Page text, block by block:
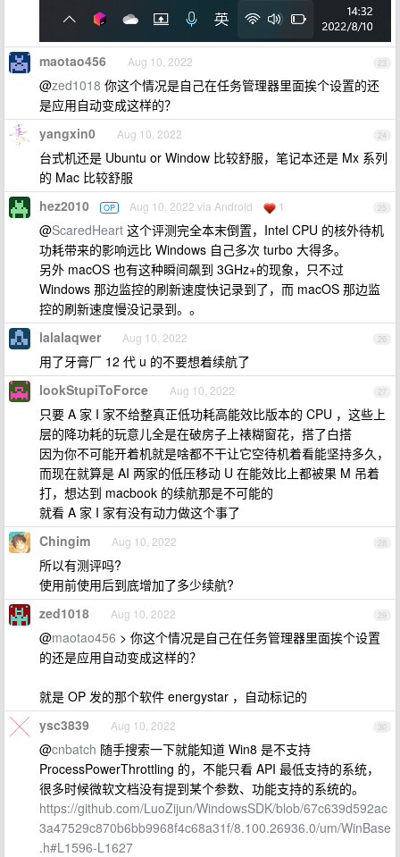
23
maotao456 Aug 10, 2022
@zed1018 你这个情况是自己在任务管理器里面挨个设置的还
是应用自动变成这样的？
24
yangxin0 Aug 10, 2022
台式机还是 Ubuntu or Window 比较舒服，笔记本还是 Mx 系列
的 Mac 比较舒服
25
hez2010 OP Aug 10, 2022 via Android 1
@ScaredHeart 这个评测完全本末倒置，Intel CPU 的核外待机
功耗带来的影响远比 Windows 自己多次 turbo 大得多。
另外 macOS 也有这种瞬间飙到 3GHz+的现象，只不过
Windows 那边监控的刷新速度快记录到了，而 macOS 那边监
控的刷新速度慢没记录到。。
26
lalalaqwer Aug 10, 2022
用了牙膏厂 12 代 u 的不要想着续航了
27
lookStupiToForce Aug 10, 2022
只要 A 家 I 家不给整真正低功耗高能效比版本的 CPU ，这些上
层的降功耗的玩意儿全是在破房子上裱糊窗花，搭了白搭
因为你不可能开着机就是啥都不干让它空待机着看能坚持多久，
而现在就算是 AI 两家的低压移动 U 在能效比上都被果 M 吊着
打，想达到 macbook 的续航那是不可能的
就看 A 家 I 家有没有动力做这个事了
28
Chingim Aug 10, 2022
所以有测评吗?
使用前使用后到底增加了多少续航?
29
zed1018 Aug 10, 2022
@maotao456 > 你这个情况是自己在任务管理器里面挨个设置
的还是应用自动变成这样的？
就是 OP 发的那个软件 energystar ，自动标记的
30
ysc3839 Aug 10, 2022
@cnbatch 随手搜索一下就能知道 Win8 是不支持
ProcessPowerThrottling 的，不能只看 API 最低支持的系统，
很多时候微软文档没有提到某个参数、功能支持的系统的。
https://github.com/LuoZijun/WindowsSDK/blob/67c639d592ac
3a47529c870b6bb9968f4c68a31f/8.100.26936.0/um/WinBase
.h#L1596-L1627